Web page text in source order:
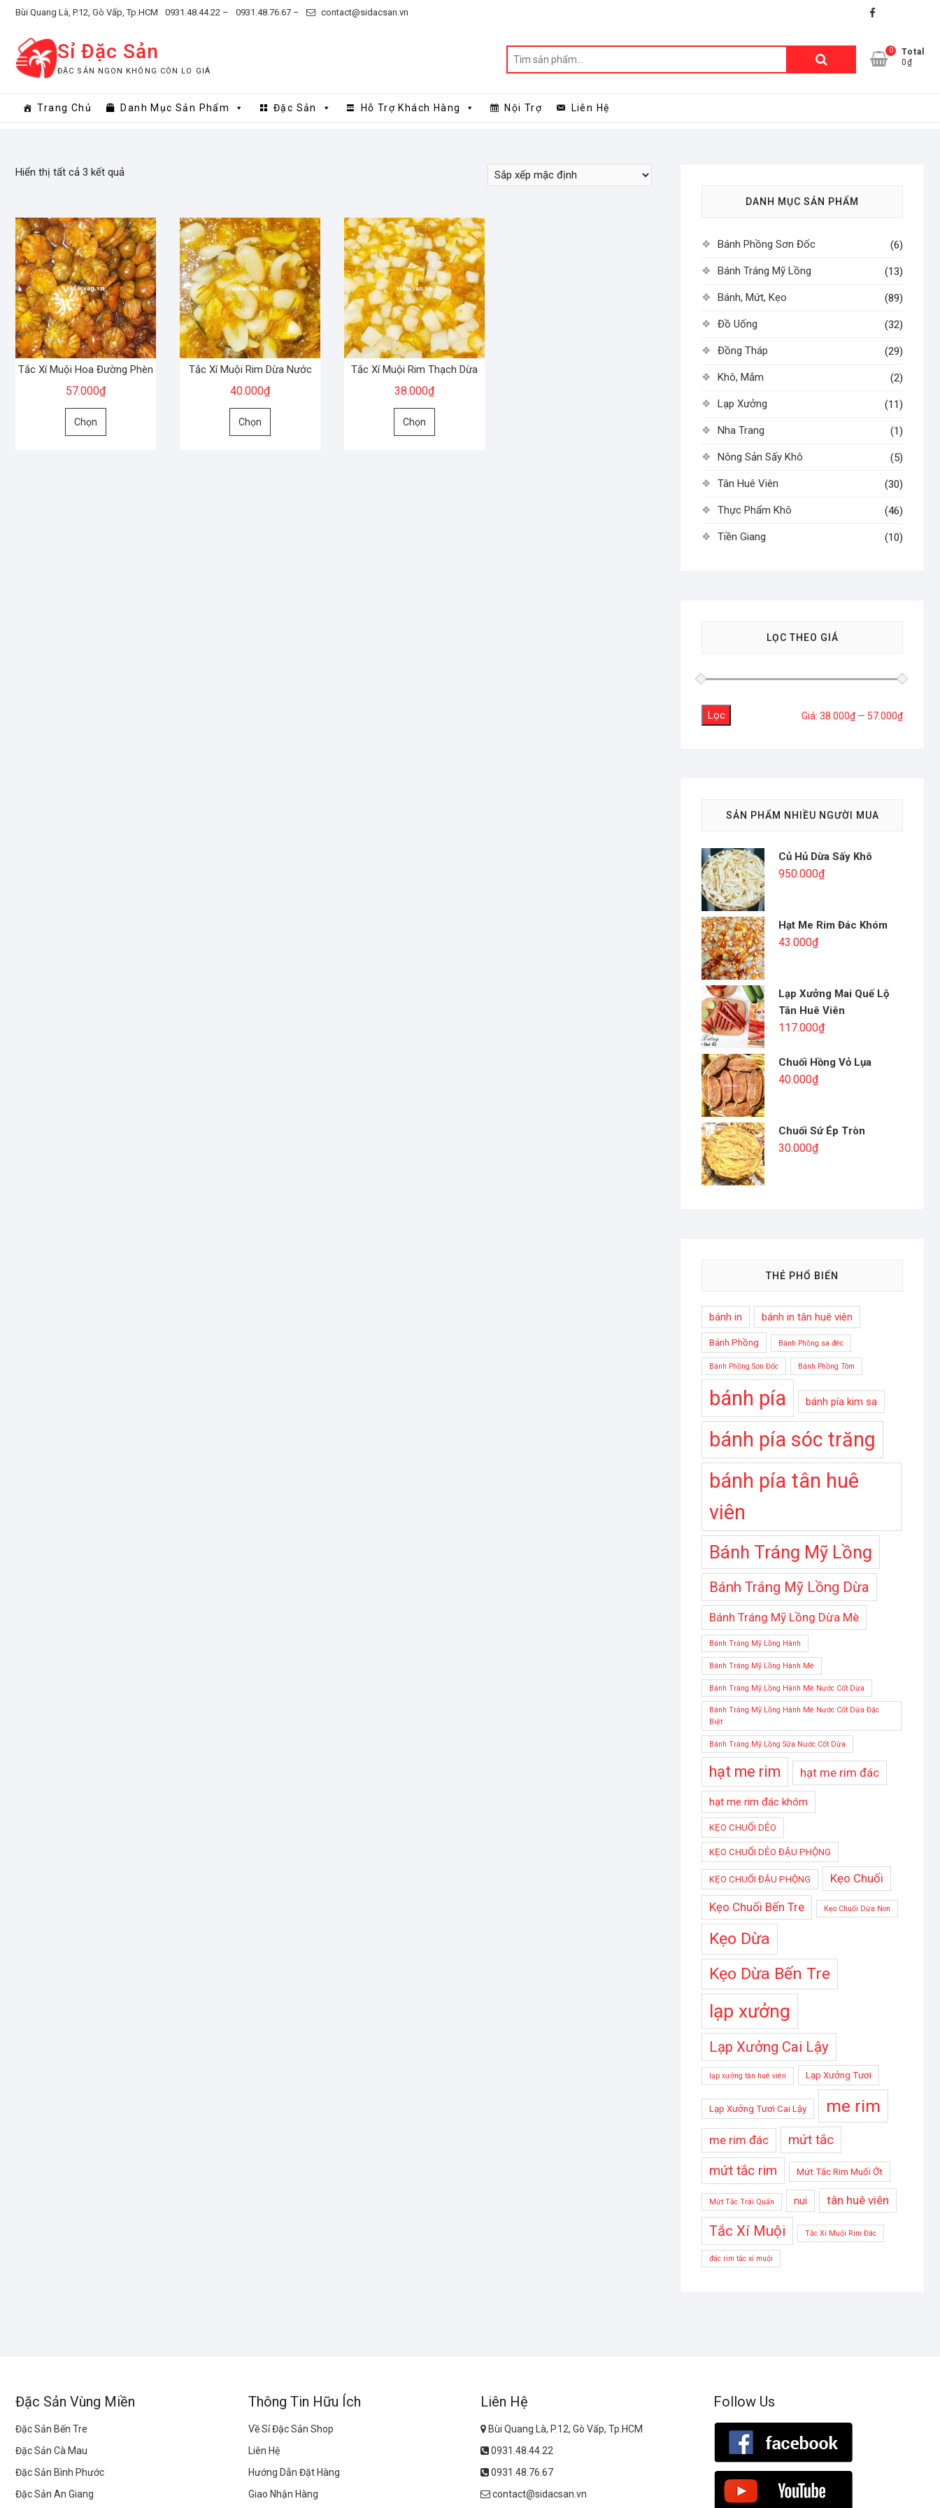
Skip
content
Bùi Quang Là, P.12, Gò Vấp, Tp.HCM 0931.48.44.22 – 0931.48.76.67 – contact@sidacsan.vn facebook
Sỉ Đặc Sản
ĐẶC SẢN NGON KHÔNG CÒN LO GIÁ
0
Total
0₫
Trang Chủ Danh Mục Sản Phẩm Đặc Sản Hỗ Trợ Khách Hàng Nội Trợ Liên Hệ
Hiển thị tất cả 3 kết quả
Tắc Xí Muội Hoa Đường Phèn
57.000₫
Chọn
Sản
Tắc Xí Muội Rim Dừa Nước
40.000₫
Chọn
Sản
Tắc Xí Muội Rim Thạch Dừa
38.000₫
Chọn
Sản
DANH MỤC SẢN PHẨM
Bánh Phồng Sơn Đốc (6)
Bánh Tráng Mỹ Lồng (13)
Bánh, Mứt, Kẹo (89)
Đồ Uống (32)
Đồng Tháp (29)
Khô, Mắm (2)
Lạp Xưởng (11)
Nha Trang (1)
Nông Sản Sấy Khô (5)
Tân Huê Viên (30)
Thực Phẩm Khô (46)
Tiền Giang (10)
LỌC THEO GIÁ
Giá
Giá
Lọc Giá: 38.000₫ — 57.000₫
SẢN PHẨM NHIỀU NGƯỜI MUA
Củ Hủ Dừa Sấy Khô
950.000₫
Hạt Me Rim Đác Khóm
43.000₫
Lạp Xưởng Mai Quế Lộ
Tân Huê Viên
117.000₫
Chuối Hồng Vỏ Lụa
40.000₫
Chuối Sứ Ép Tròn
30.000₫
THẺ PHỔ BIẾN
bánh in bánh in tân huê viên
Bánh Phồng Bánh Phồng sa đéc
Bánh Phồng Sơn Đốc Bánh Phồng Tôm
bánh pía bánh pía kim sa
bánh pía sóc trăng
bánh pía tân huê
viên
Bánh Tráng Mỹ Lồng
Bánh Tráng Mỹ Lồng Dừa
Bánh Tráng Mỹ Lồng Dừa Mè
Bánh Tráng Mỹ Lồng Hành
Bánh Tráng Mỹ Lồng Hành Mè
Bánh Tráng Mỹ Lồng Hành Mè Nước Cốt Dừa
Bánh Tráng Mỹ Lồng Hành Mè Nước Cốt Dừa Đặc
Biệt
Bánh Tráng Mỹ Lồng Sữa Nước Cốt Dừa
hạt me rim hạt me rim đác
hạt me rim đác khóm
KẸO CHUỐI DẺO
KẸO CHUỐI DẺO ĐẬU PHỘNG
KẸO CHUỐI ĐẬU PHỘNG Kẹo Chuối
Kẹo Chuối Bến Tre Kẹo Chuối Dừa Non
Kẹo Dừa
Kẹo Dừa Bến Tre
lạp xưởng
Lạp Xưởng Cai Lậy
lạp xưởng tân huê viên Lạp Xưởng Tươi
Lạp Xưởng Tươi Cai Lậy me rim
me rim đác
mứt tắc
mứt tắc rim
Mứt Tắc Rim Muối Ớt
Mứt Tắc Trái Quấn nui tân huê viên
Tắc Xí Muội Tắc Xí Muội Rim Đác
đác rim tắc xí muội
Đặc Sản Vùng Miền
Đặc Sản Bến Tre
Đặc Sản Cà Mau
Đặc Sản Bình Phước
Đặc Sản An Giang
Thông Tin Hữu Ích
Về Sỉ Đặc Sản Shop
Liên Hệ
Hướng Dẫn Đặt Hàng
Giao Nhận Hàng
Liên Hệ
Bùi Quang Là, P.12, Gò Vấp, Tp.HCM
0931.48.44.22
0931.48.76.67
contact@sidacsan.vn
Follow Us